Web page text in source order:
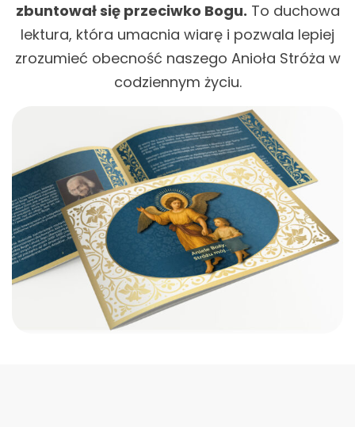
zbuntował się przeciwko Bogu. To duchowa
lektura, która umacnia wiarę i pozwala lepiej
zrozumieć obecność naszego Anioła Stróża w
codziennym życiu.